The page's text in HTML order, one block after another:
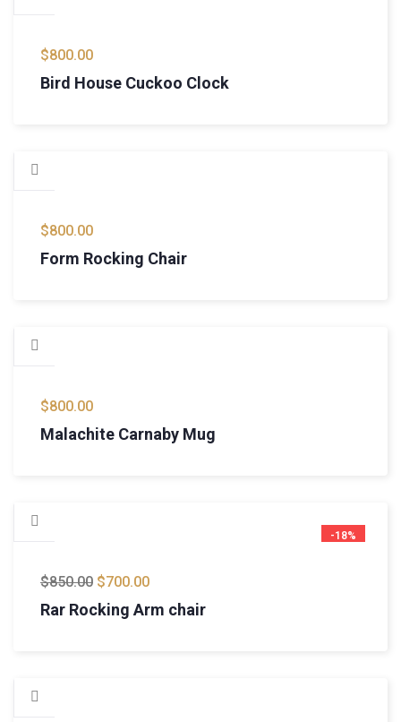
$800.00
Bird House Cuckoo Clock
$800.00
Form Rocking Chair
$800.00
Malachite Carnaby Mug
-18%
$850.00 $700.00
Rar Rocking Arm chair